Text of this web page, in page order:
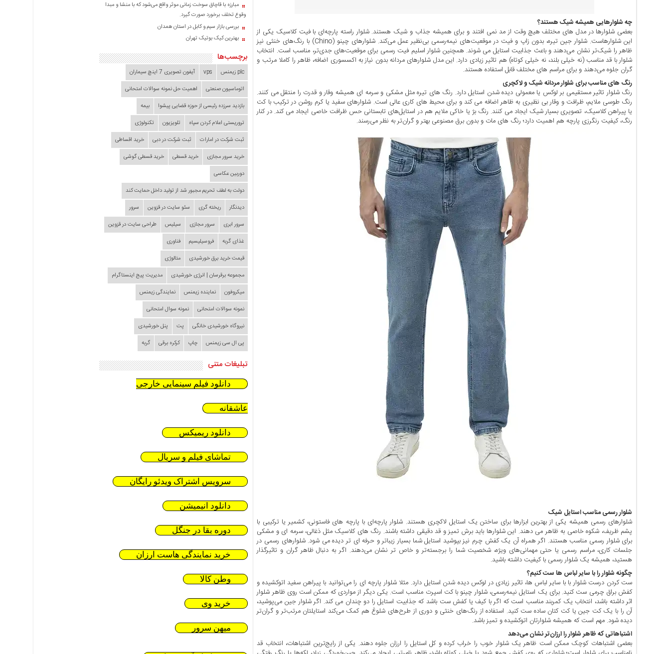
چه شلوارهایی همیشه شیک هستند؟
بعضی شلوارها در مدل های مختلف هیچ وقت از مد نمی افتند و برای همیشه جذاب و شیک هستند. شلوار راسته پارچه‌ای با فیت کلاسیک یکی از
این شلوارهاست. شلوار جین تیره، بدون زاپ و فیت در موقعیت‌های نیمه‌رسمی بی‌نظیر عمل می‌کند. شلوارهای چینو (Chino) با رنگ‌های خنثی نیز
ظاهر را شیک‌تر نشان می‌دهند و باعث جذابیت استایل می شوند. همچنین شلوار اسلیم فیت رسمی برای موقعیت‌های جدی‌تر، مناسب است. انتخاب
شلوار با قد مناسب (نه خیلی بلند، نه خیلی کوتاه) هم تاثیر زیادی دارد. این مدل‌ شلوارهای مردانه بدون نیاز به اکسسوری اضافه، ظاهر را کاملا مرتب و
گران جلوه می‌دهند و برای مراسم های مختلف قابل استفاده هستند.
رنگ ‌های مناسب برای شلوار مردانه شیک و لاکچری
رنگ شلوار تاثیر مستقیمی بر لوکس یا معمولی دیده شدن استایل دارد. رنگ‌ های تیره مثل مشکی و سرمه ‌ای همیشه وقار و قدرت را منتقل می‌ کنند.
رنگ طوسی ملایم، ظرافت و وقار بی ‌نظیری به ظاهر اضافه می‌ کند و برای محیط ‌های کاری عالی است. شلوارهای سفید یا کرم روشن در ترکیب با کت
یا پیراهن کلاسیک، تصویری بسیار شیک ایجاد می ‌کنند. رنگ بژ یا خاکی ملایم هم در استایل‌های تابستانی حس ظرافت خاصی ایجاد می کند. در کنار
رنگ، کیفیت رنگرزی پارچه هم اهمیت دارد؛ رنگ ‌های مات و بدون برق مصنوعی بهتر و گران‌تر به نظر می‌رسند.
شلوار رسمی مناسب استایل شیک
شلوارهای رسمی همیشه یکی از بهترین ابزارها برای ساختن یک استایل لاکچری هستند. شلوار پارچه‌ای با پارچه‌ های فاستونی، کشمیر یا ترکیبی با
پشم ظریف، شکوه خاصی به ظاهر می دهند. این شلوارها باید برش تمیز و قد دقیقی داشته باشند. رنگ‌ های کلاسیک مثل ذغالی، سرمه ‌ای و مشکی
برای شلوار رسمی مناسب هستند. اگر همراه آن یک کفش چرم نیز بپوشید استایل شما بسیار زیباتر و حرفه ای تر دیده می شود. شلوارهای رسمی در
جلسات کاری، مراسم رسمی یا حتی مهمانی‌های ویژه، شخصیت شما را برجسته‌تر و خاص تر نشان می‌دهند. اگر به دنبال ظاهر گران و تاثیرگذار
هستید، همیشه یک شلوار رسمی با کیفیت داشته باشید.
چگونه شلوار را با سایر لباس ها ست کنیم؟
ست کردن درست شلوار با با سایر لباس ها، تاثیر زیادی در لوکس دیده شدن استایل دارد. مثلا شلوار پارچه ‌ای را می‌توانید با پیراهن سفید اتوکشیده و
کفش براق چرمی ست کنید. برای یک استایل نیمه‌رسمی، شلوار چینو با کت اسپرت مناسب است. یکی دیگر از مواردی که ممکن است روی ظاهر شلوار
اثر داشته باشد، انتخاب یک کمربند مناسب است که اگر با کیف یا کفش ست باشد که جذابیت استایل را دو چندان می کند. اگر شلوار جین می‌پوشید،
آن را با یک کت جین یا کت کتان ساده ست کنید. استفاده از رنگ‌های خنثی و دوری از طرح‌های شلوغ هم کمک می‌کند استایلتان مرتب‌تر و گران‌تر
دیده شود. مهم است که همیشه شلوارتان اتوکشیده و تمیز باشد.
اشتباهاتی که ظاهر شلوار را ارزان‌تر نشان می‌دهد
بعضی اشتباهات کوچک ممکن است ظاهر یک شلوار خوب را خراب کرده و کل استایل را ارزان جلوه دهند. یکی از رایج‌ترین اشتباهات، انتخاب قد
مبارزه با قاچاق سوخت زمانی موثر واقع می‌شود که با منشا و مبدا
وقوع تخلف برخورد صورت گیرد.
بررسی بازار سیم و کابل در استان همدان
بهترین کیک بوتیک تهران
برچسب‌ها
plc زیمنس vps
آیفون تصویری 7 اینچ سیماران
اتوماسیون صنعتی
اهمیت حل نمونه سوالات امتحانی
بازدید سرزده‌ رئیسی از حوزه قضایی ‌پیشوا
بیمه
تروریستی اعلام کردن سپاه
تلویزیون
تکنولوژی
ثبت شرکت در امارات
ثبت شرکت در دبی
خرید اقساطی
خرید سرور مجازی
خرید قسطی
خرید قسطی گوشی
دوربین عکاسی
دولت به لطف تحریم مجبور شد از تولید داخل حمایت کند
دیدنگار
ریخته گری سئو سایت در قزوین
سرور
سرور ابری
سرور مجازی سیلیس
طراحی سایت در قزوین
غذای گربه
فروسیلیسیم
فناوری
قیمت خرید برق خورشیدی
متالوژی
مجموعه برقرسان | انرژی خورشیدی
مدیریت پیج اینستاگرام
میکروفون
نماینده زیمنس
نمایندگی زیمنس
نمونه سوالات امتحانی
نمونه سوال امتحانی
نیروگاه خورشیدی خانگی
پت
پنل خورشیدی
پی ال سی زیمنس
چاپ کرکره برقی گربه
تبلیغات متنی
دانلود فیلم سینمایی خارجی
عاشقانه
دانلود ریمیکس
تماشای فیلم و سریال
سرویس اشتراک ویدئو رایگان
دانلود انیمیشن
دوره بقا در جنگل
خرید نمایندگی هاست ارزان
وطن کالا
خرید وی
میهن سرور